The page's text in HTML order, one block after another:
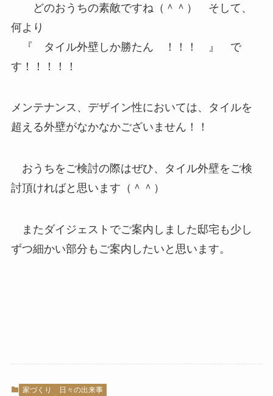
どのおうちの素敵ですね（＾＾） そして、
何より
『 タイル外壁しか勝たん ！！！ 』 で
す！！！！！
メンテナンス、デザイン性においては、タイルを
超える外壁がなかなかございません！！
おうちをご検討の際はぜひ、タイル外壁をご検
討頂ければと思います（＾＾）
またダイジェストでご案内しました邸宅も少し
ずつ細かい部分もご案内したいと思います。
家づくり 日々の出来事